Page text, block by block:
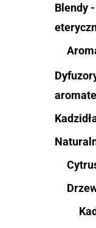
Blendy